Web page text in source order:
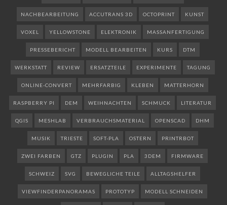
NACHBEARBEITUNG ACCUTRANS 3D OCTOPRINT KUNST
VOXEL YELLOWSTONE ELEKTRONIK MASSANFERTIGUNG
PRESSEBERICHT MODELL BEARBEITEN KURS DTM
WERKSTATT REVIEW ERSATZTEILE EXPERIMENTE TAGUNG
ONLINE-CONVERT MEHRFARBIG KLEBEN MATTERHORN
RASPBERRY PI DEM WEIHNACHTEN SCHMUCK LITERATUR
QGIS MESHLAB VERBRAUCHSMATERIAL OPENSCAD DHM
MUSIK TRIESTE SOFT-PLA OSTERN PRINTRBOT
ZWEI FARBEN GTZ PLUGIN PLA 3DEM FIRMWARE
SCHWEIZ SVG BEWEGLICHE TEILE ALLTAGSHELFER
VIEWFINDERPANORAMAS PROTOTYP MODELL SCHNEIDEN